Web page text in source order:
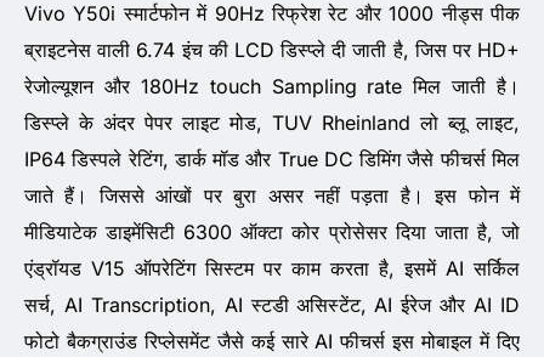
Vivo Y50i स्मार्टफोन में 90Hz रिफ्रेश रेट और 1000 नीड्स पीक
ब्राइटनेस वाली 6.74 इंच की LCD डिस्प्ले दी जाती है, जिस पर HD+
रेजोल्यूशन और 180Hz touch Sampling rate मिल जाती है।
डिस्प्ले के अंदर पेपर लाइट मोड, TUV Rheinland लो ब्लू लाइट,
IP64 डिस्पले रेटिंग, डार्क मॉड और True DC डिमिंग जैसे फीचर्स मिल
जाते हैं। जिससे आंखों पर बुरा असर नहीं पड़ता है। इस फोन में
मीडियाटेक डाइमेंसिटी 6300 ऑक्टा कोर प्रोसेसर दिया जाता है, जो
एंड्रॉयड V15 ऑपरेटिंग सिस्टम पर काम करता है, इसमें AI सर्किल
सर्च, AI Transcription, AI स्टडी असिस्टेंट, AI ईरेज और AI ID
फोटो बैकग्राउंड रिप्लेसमेंट जैसे कई सारे AI फीचर्स इस मोबाइल में दिए